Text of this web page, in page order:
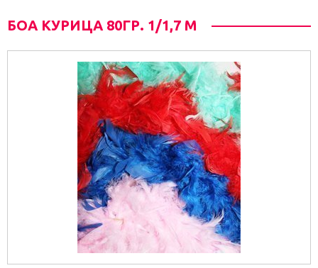
БОА КУРИЦА 80ГР. 1/1,7 М